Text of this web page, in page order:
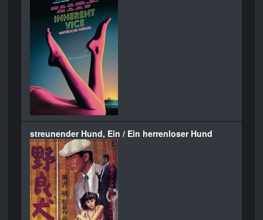
streunender Hund, Ein / Ein herrenloser Hund